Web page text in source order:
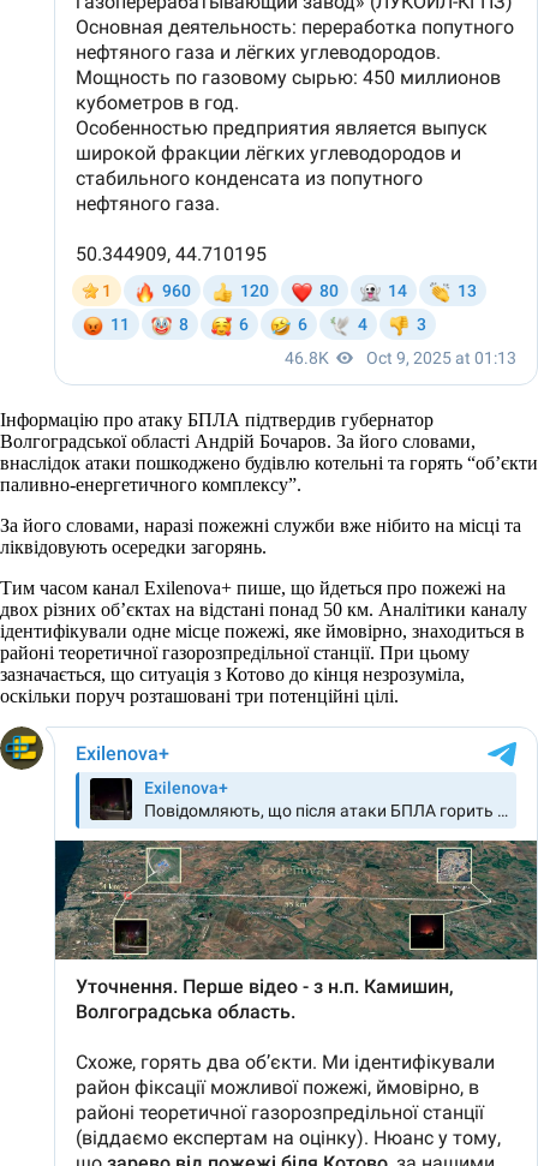
Інформацію про атаку БПЛА підтвердив губернатор
Волгоградської області Андрій Бочаров. За його словами,
внаслідок атаки пошкоджено будівлю котельні та горять “об’єкти
паливно-енергетичного комплексу”.
За його словами, наразі пожежні служби вже нібито на місці та
ліквідовують осередки загорянь.
Тим часом канал Exilenova+ пише, що йдеться про пожежі на
двох різних об’єктах на відстані понад 50 км. Аналітики каналу
ідентифікували одне місце пожежі, яке ймовірно, знаходиться в
районі теоретичної газорозпредільної станції. При цьому
зазначається, що ситуація з Котово до кінця незрозуміла,
оскільки поруч розташовані три потенційні цілі.